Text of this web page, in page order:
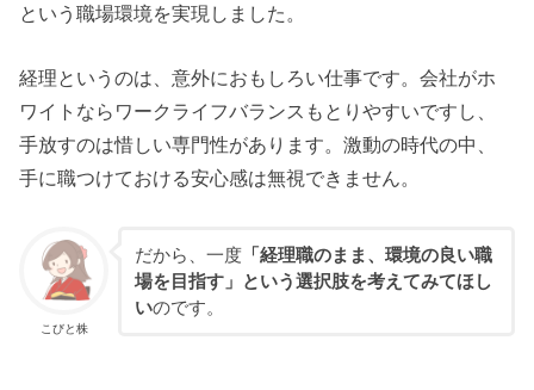
という職場環境を実現しました。
経理というのは、意外におもしろい仕事です。会社がホ
ワイトならワークライフバランスもとりやすいですし、
手放すのは惜しい専門性があります。激動の時代の中、
手に職つけておける安心感は無視できません。
こびと株
だから、一度「経理職のまま、環境の良い職
場を目指す」という選択肢を考えてみてほし
いのです。